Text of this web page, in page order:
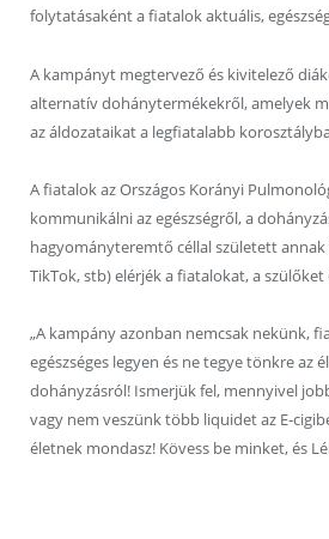
folytatásaként a fiatalok aktuális,
A kampányt megtervező és kivitelező
alternatív dohánytermékekről, amelyek
az áldozataikat a legfiatalabb
A fiatalok az Országos Korányi
kommunikálni az egészségről, a
hagyományteremtő céllal született
TikTok, stb) elérjék a fiatalokat, a
„A kampány azonban nemcsak nekünk,
egészséges legyen és ne tegye tönkre
dohányzásról! Ismerjük fel, mennyivel
vagy nem veszünk több liquidet az E-
életnek mondasz! Kövess be minket, és